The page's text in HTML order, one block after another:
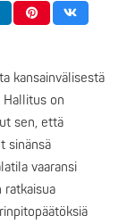
kansainvälisestä
Hallitus on
sen, että
sinänsä
vaaransi